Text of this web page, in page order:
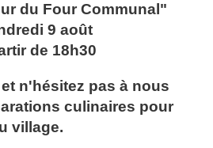
du Four Communal"
9 août
de 18h30
n'hésitez pas à nous
culinaires pour
village.